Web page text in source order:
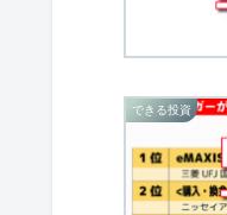
できる投資